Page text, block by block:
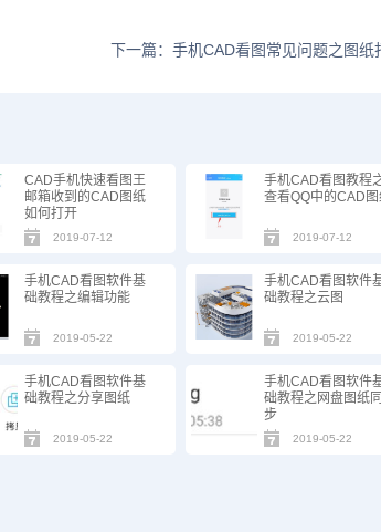
下一篇：手机CAD看图常见问题之图纸
CAD手机快速看图王
邮箱收到的CAD图纸
如何打开
2019-07-12
手机CAD看图教程
查看QQ中的CAD图
2019-07-12
手机CAD看图软件基
础教程之编辑功能
2019-05-22
手机CAD看图软件
础教程之云图
2019-05-22
手机CAD看图软件基
础教程之分享图纸
2019-05-22
手机CAD看图软件
础教程之网盘图纸
步
2019-05-22